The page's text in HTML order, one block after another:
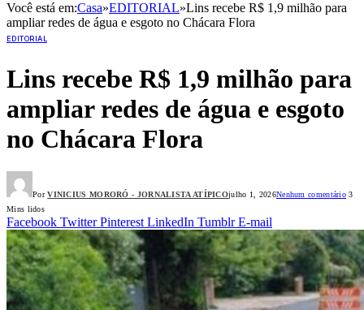
Você está em:Casa»EDITORIAL»Lins recebe R$ 1,9 milhão para
ampliar redes de água e esgoto no Chácara Flora
EDITORIAL
Lins recebe R$ 1,9 milhão para
ampliar redes de água e esgoto
no Chácara Flora
Por VINICIUS MORORÓ - JORNALISTA ATÍPICOjulho 1, 2026Nenhum comentário 3
Mins lidos
Facebook Twitter Pinterest LinkedIn Tumblr E-mail